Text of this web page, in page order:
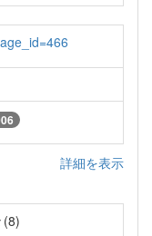
詳細を表示
(8)